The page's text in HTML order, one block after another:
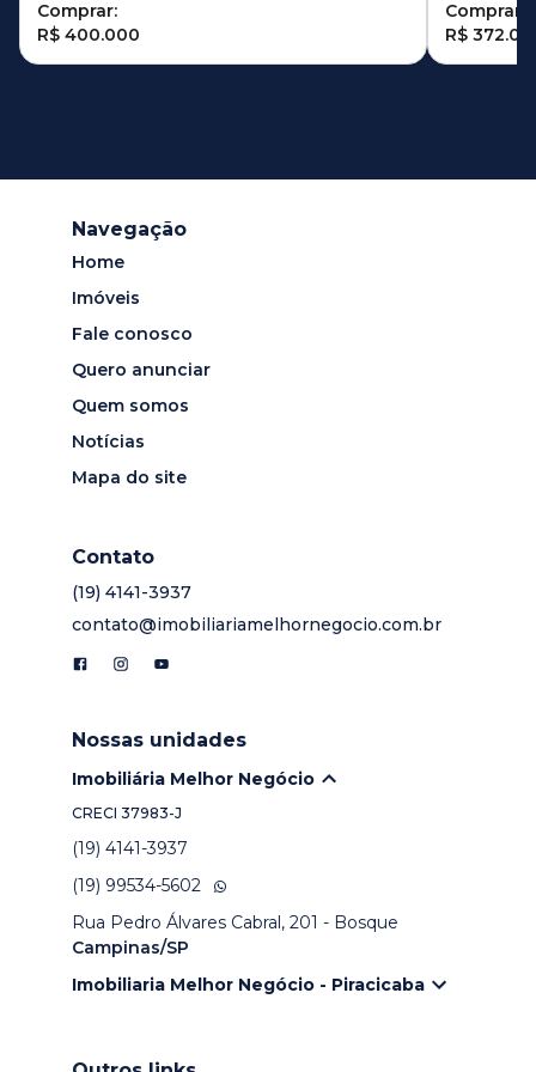
Comprar:
R$ 400.000
Comprar:
R$
Navegação
Home
Imóveis
Fale conosco
Quero anunciar
Quem somos
Notícias
Mapa do site
Contato
(19) 4141-3937
contato@imobiliariamelhornegocio.com.br
Nossas unidades
Imobiliária Melhor Negócio
CRECI 37983-J
(19) 4141-3937
(19) 99534-5602
Rua Pedro Álvares Cabral, 201 - Bosque
Campinas/SP
Imobiliaria Melhor Negócio - Piracicaba